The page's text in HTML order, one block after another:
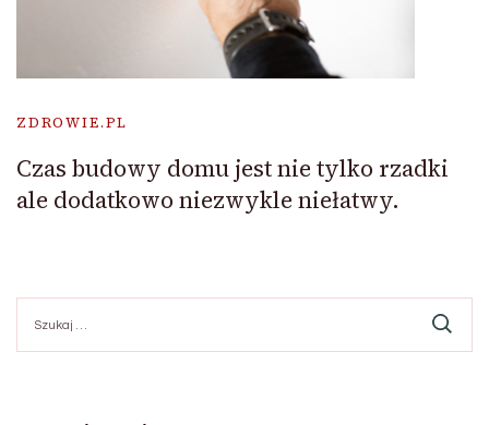
ZDROWIE.PL
Czas budowy domu jest nie tylko rzadki
ale dodatkowo niezwykle niełatwy.